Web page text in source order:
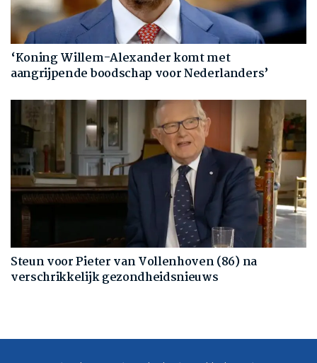
‘Koning Willem-Alexander komt met
aangrijpende boodschap voor Nederlanders’
Steun voor Pieter van Vollenhoven (86) na
verschrikkelijk gezondheidsnieuws